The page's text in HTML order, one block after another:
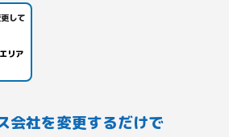
して
会社を変更するだけで